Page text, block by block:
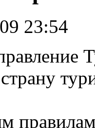
23:54